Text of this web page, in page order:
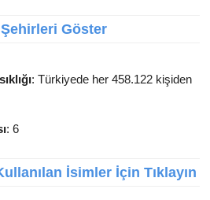
Göster
: Türkiyede her 458.122 kişiden
: 6
İsimler İçin Tıklayın